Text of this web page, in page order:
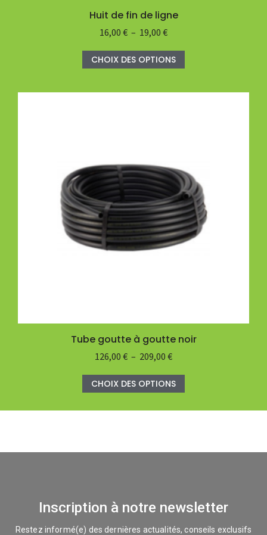
Huit de fin de ligne
16,00 € – 19,00 €
CHOIX DES OPTIONS
Tube goutte à goutte noir
126,00 € – 209,00 €
CHOIX DES OPTIONS
Inscription à notre newsletter
Restez informé(e) des dernières actualités, conseils exclusifs